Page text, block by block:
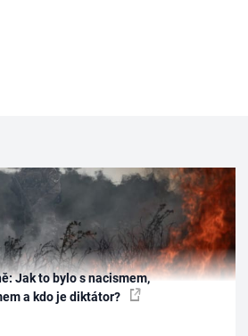
Jak to bylo s nacismem,
a kdo je diktátor?